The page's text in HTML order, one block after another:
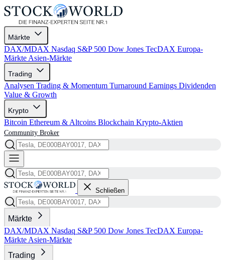
Märkte
DAX/MDAX Nasdaq S&P 500 Dow Jones TecDAX Europa-
Märkte Asien-Märkte
Trading
Analysen Trading & Momentum Turnaround Earnings Dividenden
Value & Growth
Krypto
Bitcoin Ethereum & Altcoins Blockchain Krypto-Aktien
Community Broker
Schließen
Märkte
DAX/MDAX Nasdaq S&P 500 Dow Jones TecDAX Europa-
Märkte Asien-Märkte
Trading